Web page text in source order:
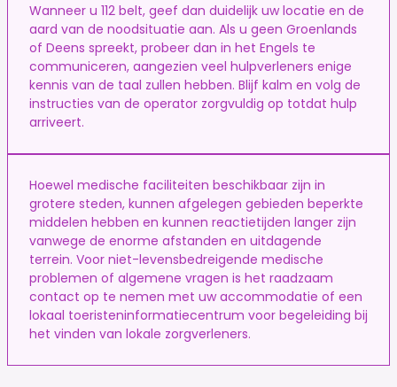
Wanneer u 112 belt, geef dan duidelijk uw locatie en de
aard van de noodsituatie aan. Als u geen Groenlands
of Deens spreekt, probeer dan in het Engels te
communiceren, aangezien veel hulpverleners enige
kennis van de taal zullen hebben. Blijf kalm en volg de
instructies van de operator zorgvuldig op totdat hulp
arriveert.
Hoewel medische faciliteiten beschikbaar zijn in
grotere steden, kunnen afgelegen gebieden beperkte
middelen hebben en kunnen reactietijden langer zijn
vanwege de enorme afstanden en uitdagende
terrein. Voor niet-levensbedreigende medische
problemen of algemene vragen is het raadzaam
contact op te nemen met uw accommodatie of een
lokaal toeristeninformatiecentrum voor begeleiding bij
het vinden van lokale zorgverleners.